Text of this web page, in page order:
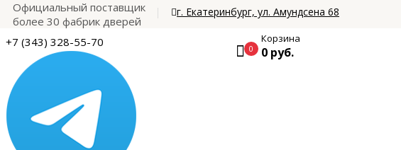
Официальный поставщик
более 30 фабрик дверей
г. Екатеринбург, ул. Амундсена 68
+7 (343) 328-55-70 0
Корзина
0 руб.